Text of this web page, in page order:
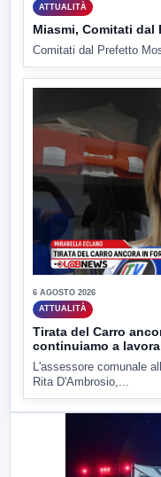
ATTUALITÀ
Miasmi, Comitati
Comitati dal Prefetto
6 AGOSTO 2026
ATTUALITÀ
Tirata del Carro
continuiamo a
L'assessore comunale
Rita D'Ambrosio,...